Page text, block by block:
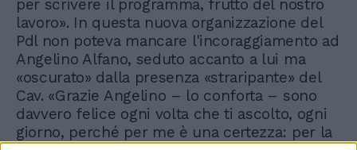
per scrivere il programma, frutto del nostro
lavoro». In questa nuova organizzazione del
Pdl non poteva mancare l'incoraggiamento ad
Angelino Alfano, seduto accanto a lui ma
«oscurato» dalla presenza «straripante» del
Cav. «Grazie Angelino – lo conforta – sono
davvero felice ogni volta che ti ascolto, ogni
giorno, perché per me è una certezza: per la